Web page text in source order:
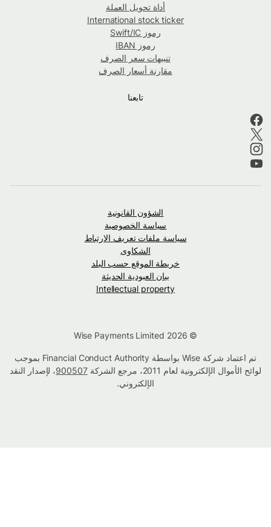
أداة تحويل العملة
International stock ticker
رموز Swift/IC
رموز IBAN
تنبيهات سعر الصرف
مقارنة أسعار الصرف
تابعنا
الشؤون القانونية
سياسة الخصوصية
سياسة ملفات تعريف الارتباط
الشكاوى
خريطة الموقع حسب البلد
بيان العبودية الحديثة
Intellectual property
تم اعتماد شركة Wise بواسطة Financial Conduct Authority بموجب
لوائح الأموال الإلكترونية لعام 2011، مرجع الشركة
900507، لإصدار النقد
الإلكتروني.